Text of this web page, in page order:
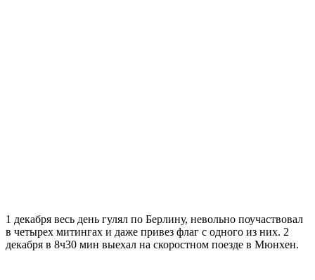
1 декабря весь день гулял по Берлину, невольно поучаствовал
в четырех митингах и даже привез флаг с одного из них. 2
декабря в 8ч30 мин выехал на скоростном поезде в Мюнхен.